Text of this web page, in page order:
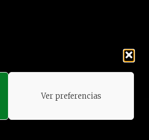
Ver preferencias